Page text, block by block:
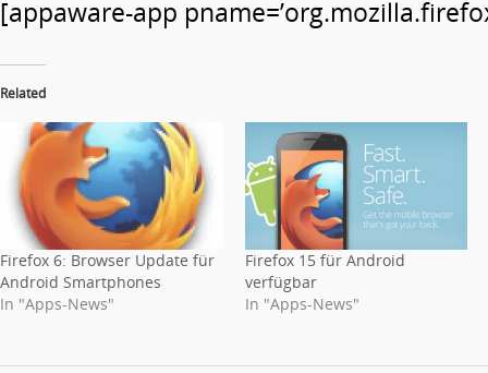
[appaware-app
Related
Firefox 6: Browser Update für
Android Smartphones
In "Apps-News"
Firefox 15 für Android
verfügbar
In "Apps-News"